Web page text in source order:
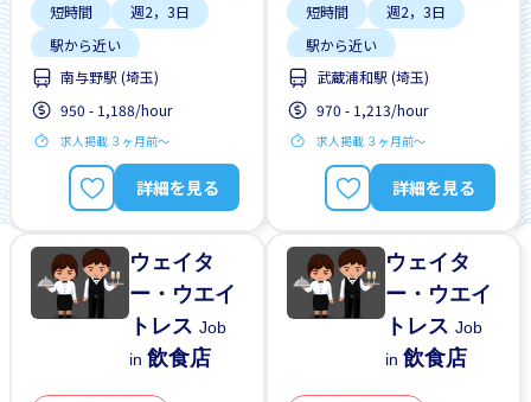
短時間
週2，3日
駅から近い
南与野駅 (埼玉)
950 - 1,188/hour
求人掲載 ３ヶ月前〜
詳細を見る
短時間
週2，3日
駅から近い
武蔵浦和駅 (埼玉)
970 - 1,213/hour
求人掲載 ３ヶ月前〜
詳細を見る
ウェイタ
ー・ウエイ
トレスJob
in飲食店
ウェイタ
ー・ウエイ
トレスJob
in飲食店